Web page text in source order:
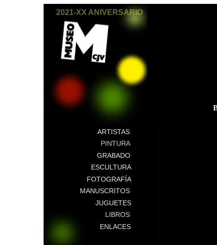
2021-XX ANIVERSARIO
ARTISTAS
PINTURA
GRABADO
ESCULTURA
FOTOGRAFÍA
MANUSCRITOS
JUGUETES
LIBROS
ENLACES